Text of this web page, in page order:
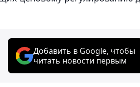
Добавить в Google, чтобы
читать новости первым